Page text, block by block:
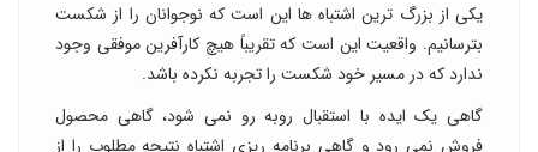
یکی از بزرگ ترین اشتباه ها این است که نوجوانان را از شکست
بترسانیم. واقعیت این است که تقریباً هیچ کارآفرین موفقی وجود
ندارد که در مسیر خود شکست را تجربه نکرده باشد.
گاهی یک ایده با استقبال روبه رو نمی شود، گاهی محصول
فروش نمی رود و گاهی برنامه ریزی اشتباه نتیجه مطلوب را از